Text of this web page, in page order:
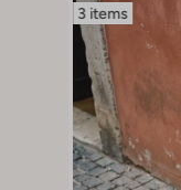
3 items